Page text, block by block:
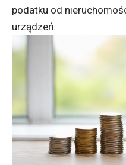
podatku od
urządzeń.